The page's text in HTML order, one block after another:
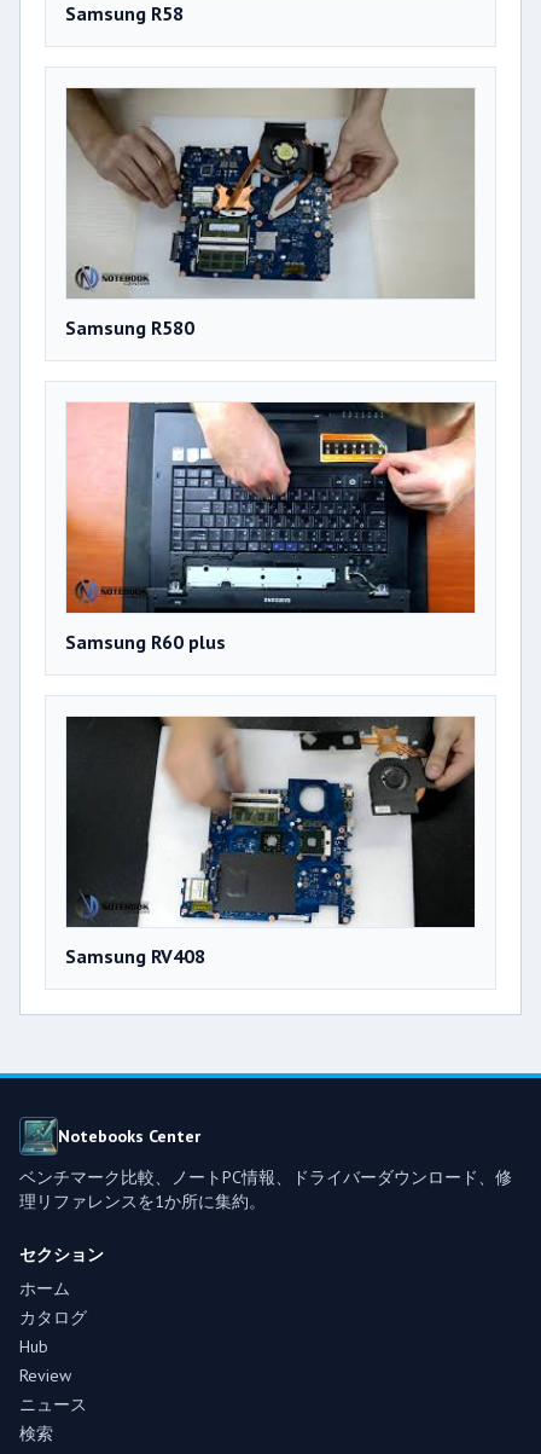
Samsung R58
Samsung R580
Samsung R60 plus
Samsung RV408
Notebooks Center
ベンチマーク比較、ノートPC情報、ドライバーダウンロード、修
理リファレンスを1か所に集約。
セクション
ホーム
カタログ
Hub
Review
ニュース
検索